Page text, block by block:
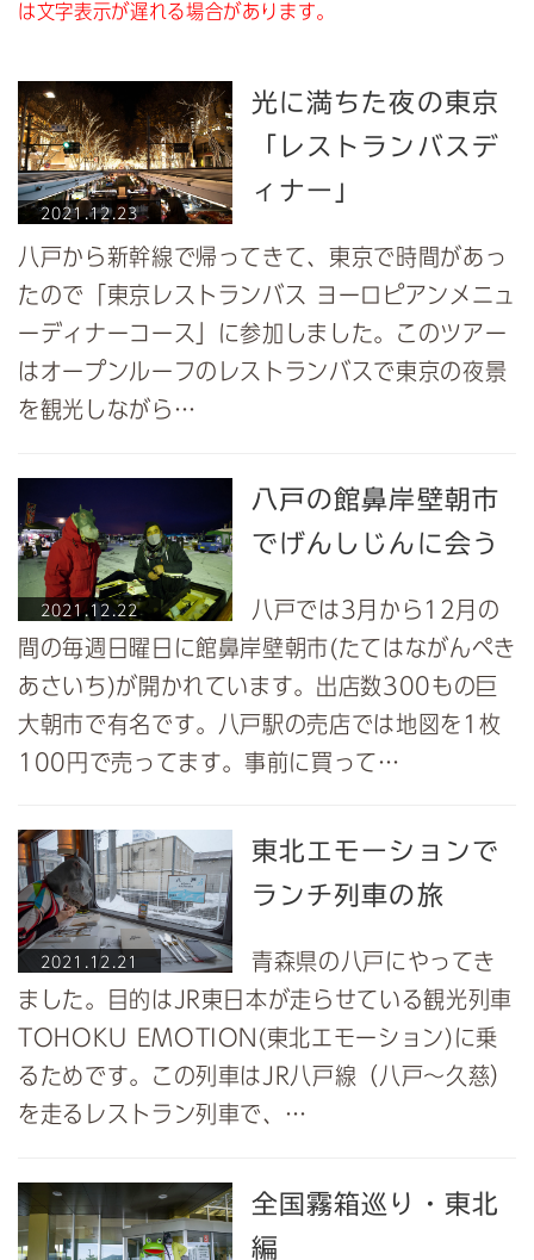
は文字表示が遅れる場合があります。
2021.12.23
光に満ちた夜の東京
「レストランバスデ
ィナー」
八戸から新幹線で帰ってきて、東京で時間があっ
たので「東京レストランバス ヨーロピアンメニュ
ーディナーコース」に参加しました。このツアー
はオープンルーフのレストランバスで東京の夜景
を観光しながら…
2021.12.22
八戸の館鼻岸壁朝市
でげんしじんに会う
八戸では3月から12月の
間の毎週日曜日に館鼻岸壁朝市(たてはながんぺき
あさいち)が開かれています。出店数300もの巨
大朝市で有名です。八戸駅の売店では地図を1枚
100円で売ってます。事前に買って…
2021.12.21
東北エモーションで
ランチ列車の旅
青森県の八戸にやってき
ました。目的はJR東日本が走らせている観光列車
TOHOKU EMOTION(東北エモーション)に乗
るためです。この列車はJR八戸線（八戸～久慈）
を走るレストラン列車で、…
全国霧箱巡り・東北
編